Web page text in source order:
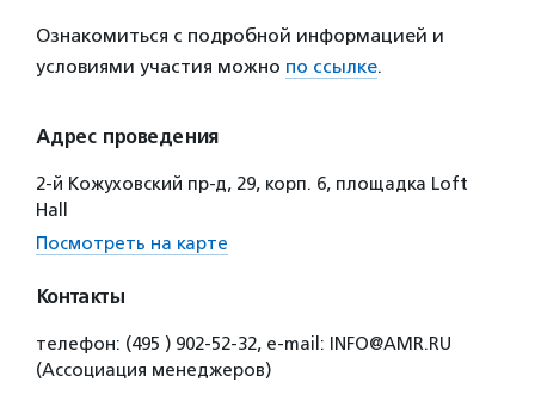
Ознакомиться с подробной информацией и
условиями участия можно по ссылке.
Адрес проведения
2-й Кожуховский пр-д, 29, корп. 6, площадка Loft
Hall
Посмотреть на карте
Контакты
телефон: (495 ) 902-52-32, e-mail: INFO@AMR.RU
(Ассоциация менеджеров)